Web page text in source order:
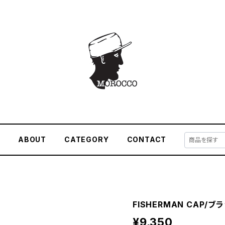
ABOUT CATEGORY CONTACT
FISHERMAN CAP/ブラ
¥9,350